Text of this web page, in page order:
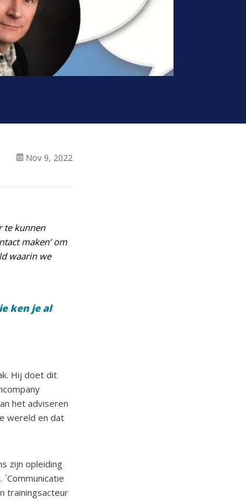
Nov 9, 2022
te kunnen
maken’ om
waarin we
ken je al
Hij doet dit
het adviseren
wereld en dat
zijn opleiding
trainingsacteur